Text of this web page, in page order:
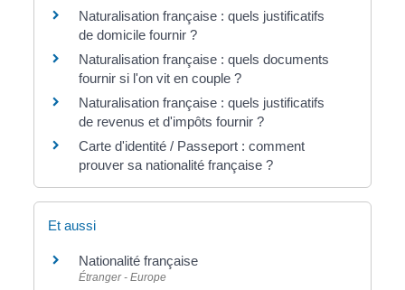
Naturalisation française : quels justificatifs
de domicile fournir ?
Naturalisation française : quels documents
fournir si l'on vit en couple ?
Naturalisation française : quels justificatifs
de revenus et d'impôts fournir ?
Carte d'identité / Passeport : comment
prouver sa nationalité française ?
Et aussi
Nationalité française
Étranger - Europe